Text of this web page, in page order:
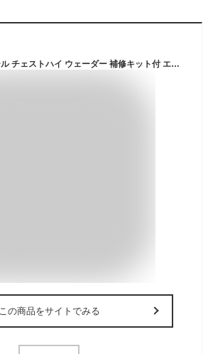
カモフラ フェルトソール チェストハイ ウェーダー 補修キット付 エクセル インナーメッシュ SS〜5L 胴付長靴 胴長 ウェダー フェルト底 清掃 胴付き 釣り用長靴 水中作業 作業服 レディース メンズ 子供 ジュニア 防水 迷彩柄 OH-821
この商品をサイトでみる